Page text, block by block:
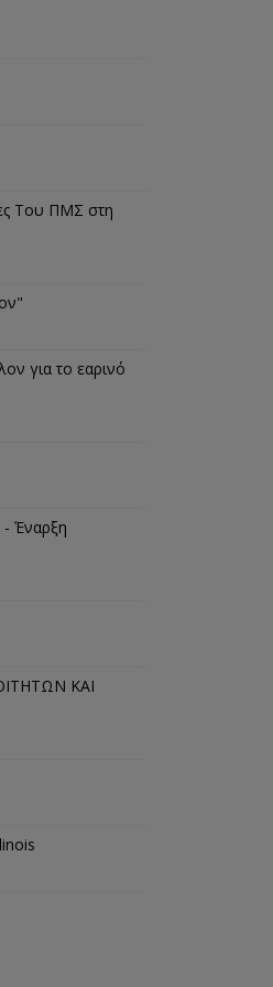
Του ΠΜΣ στη
για το εαρινό
- Έναρξη
ΚΑΙ